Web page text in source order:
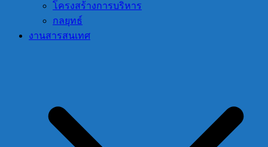
โครงสร้างการบริหาร
กลยุทธ์
งานสารสนเทศ